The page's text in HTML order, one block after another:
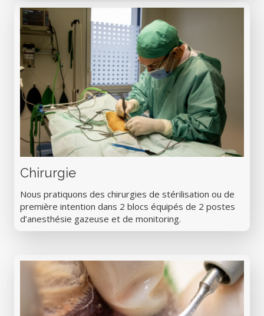
Chirurgie
Nous pratiquons des chirurgies de stérilisation ou de
première intention dans 2 blocs équipés de 2 postes
d’anesthésie gazeuse et de monitoring.